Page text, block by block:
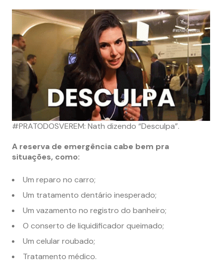
#PRATODOSVEREM: Nath dizendo “Desculpa”.
A reserva de emergência cabe bem pra
situações, como:
Um reparo no carro;
Um tratamento dentário inesperado;
Um vazamento no registro do banheiro;
O conserto de liquidificador queimado;
Um celular roubado;
Tratamento médico.